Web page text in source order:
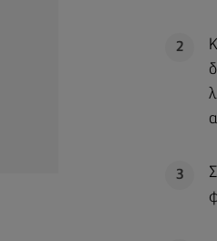
2
3